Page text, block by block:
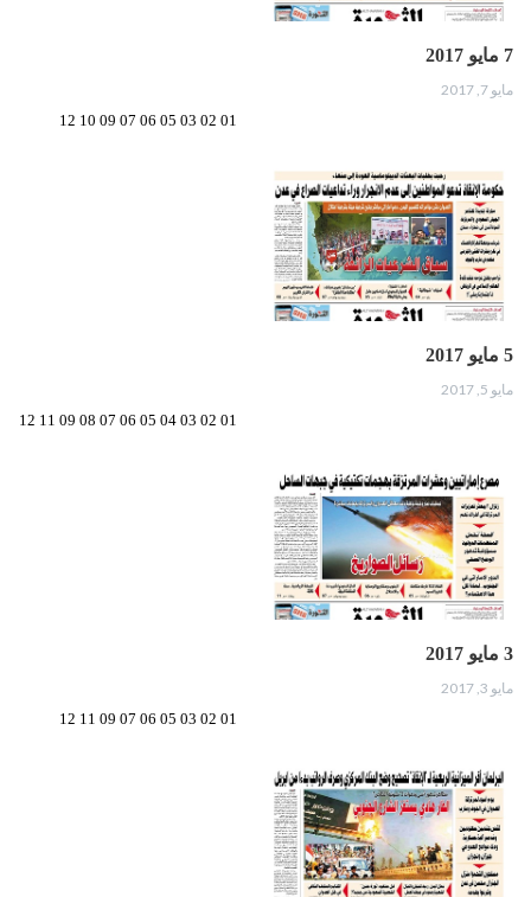
7 مايو 2017
مايو 7, 2017
01 02 03 05 06 07 09 10 12
5 مايو 2017
مايو 5, 2017
01 02 03 04 05 06 07 08 09 11 12
3 مايو 2017
مايو 3, 2017
01 02 03 05 06 07 09 11 12